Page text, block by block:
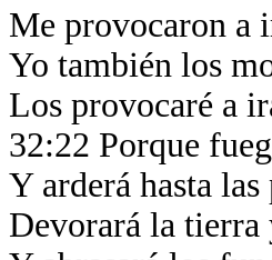
Me provocaron a
Yo también los
Los provocaré a
32:22 Porque
Y arderá hasta
Devorará la tierra